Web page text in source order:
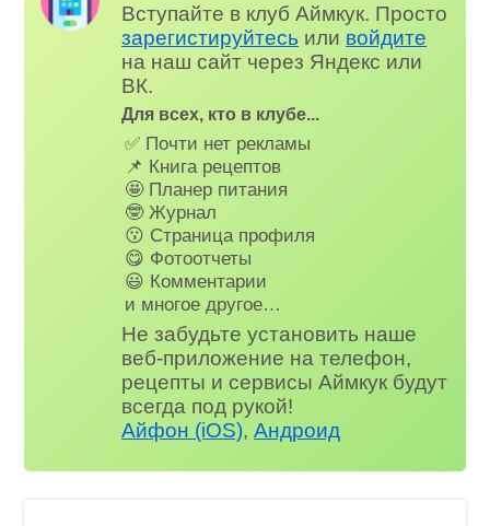
Вступайте в клуб Аймкук. Просто
зарегистируйтесь или войдите
на наш сайт через Яндекс или
ВК.
Для всех, кто в клубе...
✅ Почти нет рекламы
📌 Книга рецептов
🤩 Планер питания
🤓 Журнал
😗 Страница профиля
😋 Фотоотчеты
😃 Комментарии
и многое другое…
Не забудьте установить наше
веб-приложение на телефон,
рецепты и сервисы Аймкук будут
всегда под рукой!
Айфон (iOS),Андроид